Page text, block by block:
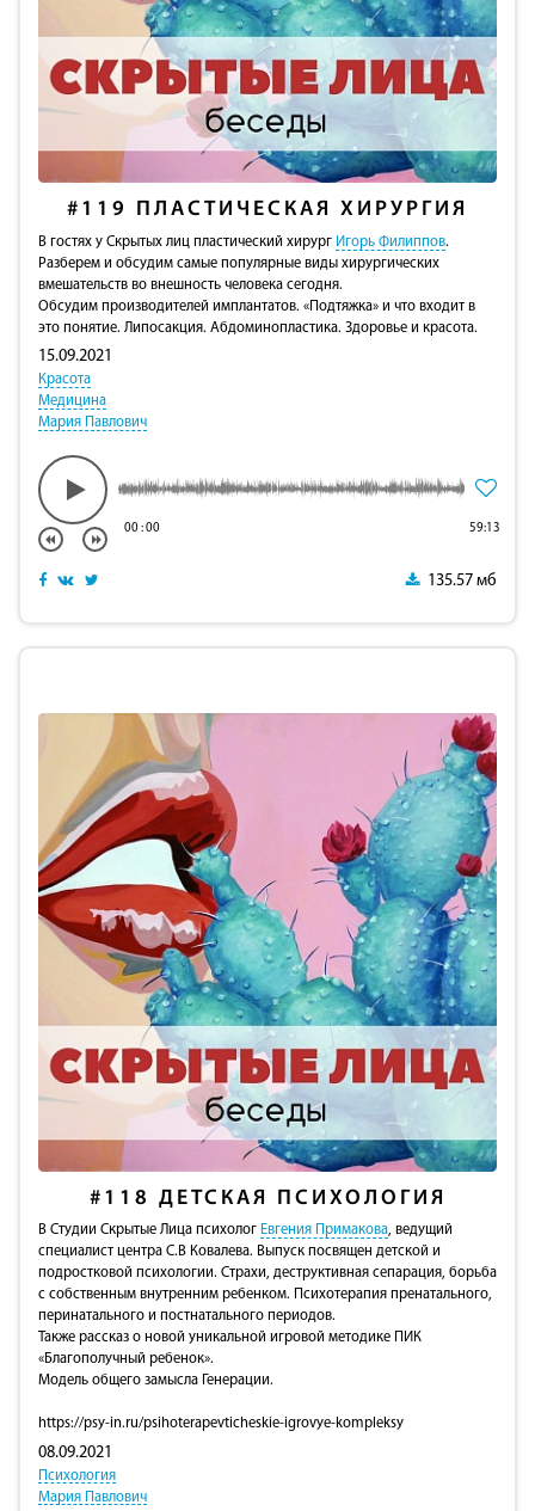
#119 ПЛАСТИЧЕСКАЯ ХИРУРГИЯ
В гостях у Скрытых лиц пластический хирург Игорь Филиппов.
Разберем и обсудим самые популярные виды хирургических
вмешательств во внешность человека сегодня.
Обсудим производителей имплантатов. «Подтяжка» и что входит в
это понятие. Липосакция. Абдоминопластика. Здоровье и красота.
15.09.2021
Красота
Медицина
Мария Павлович
00:00 59:13
135.57 мб
#118 ДЕТСКАЯ ПСИХОЛОГИЯ
В Студии Скрытые Лица психолог Евгения Примакова, ведущий
специалист центра С.В Ковалева. Выпуск посвящен детской и
подростковой психологии. Страхи, деструктивная сепарация, борьба
с собственным внутренним ребенком. Психотерапия пренатального,
перинатального и постнатального периодов.
Также рассказ о новой уникальной игровой методике ПИК
«Благополучный ребенок».
Модель общего замысла Генерации.
https://psy-in.ru/psihoterapevticheskie-igrovye-kompleksy
08.09.2021
Психология
Мария Павлович